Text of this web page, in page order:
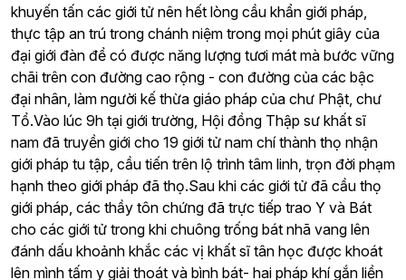
khuyến tấn các giới tử nên hết lòng cầu khẩn giới pháp,
thực tập an trú trong chánh niệm trong mọi phút giây của
đại giới đàn để có được năng lượng tươi mát mà bước vững
chãi trên con đường cao rộng - con đường của các bậc
đại nhân, làm người kế thừa giáo pháp của chư Phật, chư
Tổ.Vào lúc 9h tại giới trường, Hội đồng Thập sư khất sĩ
nam đã truyền giới cho 19 giới tử nam chí thành thọ nhận
giới pháp tu tập, cầu tiến trên lộ trình tâm linh, trọn đời phạm
hạnh theo giới pháp đã thọ.Sau khi các giới tử đã cầu thọ
giới pháp, các thầy tôn chứng đã trực tiếp trao Y và Bát
cho các giới tử trong khi chuông trống bát nhã vang lên
đánh dấu khoảnh khắc các vị khất sĩ tân học được khoát
lên mình tấm y giải thoát và bình bát- hai pháp khí gắn liền